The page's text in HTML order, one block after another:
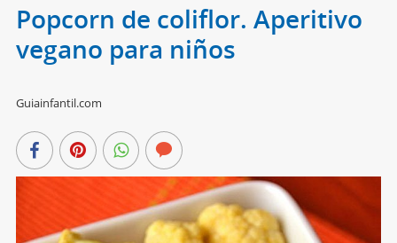
Popcorn de coliflor. Aperitivo
vegano para niños
Guiainfantil.com